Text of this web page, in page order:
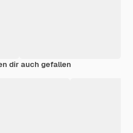
dir auch gefallen